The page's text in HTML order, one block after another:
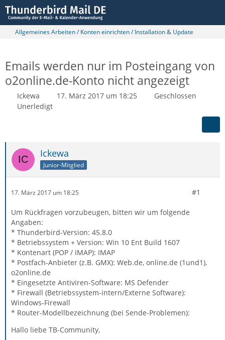
Allgemeines Arbeiten / Konten einrichten / Installation & Update
Emails werden nur im Posteingang von
o2online.de-Konto nicht angezeigt
Ickewa 17. März 2017 um 18:25
Geschlossen
Unerledigt
Ickewa
Junior-Mitglied
17. März 2017 um 18:25 #1
Um Rückfragen vorzubeugen, bitten wir um folgende
Angaben:
* Thunderbird-Version: 45.8.0
* Betriebssystem + Version: Win 10 Ent Build 1607
* Kontenart (POP / IMAP): IMAP
* Postfach-Anbieter (z.B. GMX): Web.de, online.de (1und1),
o2online.de
* Eingesetzte Antiviren-Software: MS Defender
* Firewall (Betriebssystem-intern/Externe Software):
Windows-Firewall
* Router-Modellbezeichnung (bei Sende-Problemen):
Hallo liebe TB-Community,